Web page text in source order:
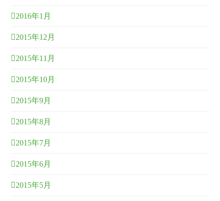
2016年1月
2015年12月
2015年11月
2015年10月
2015年9月
2015年8月
2015年7月
2015年6月
2015年5月